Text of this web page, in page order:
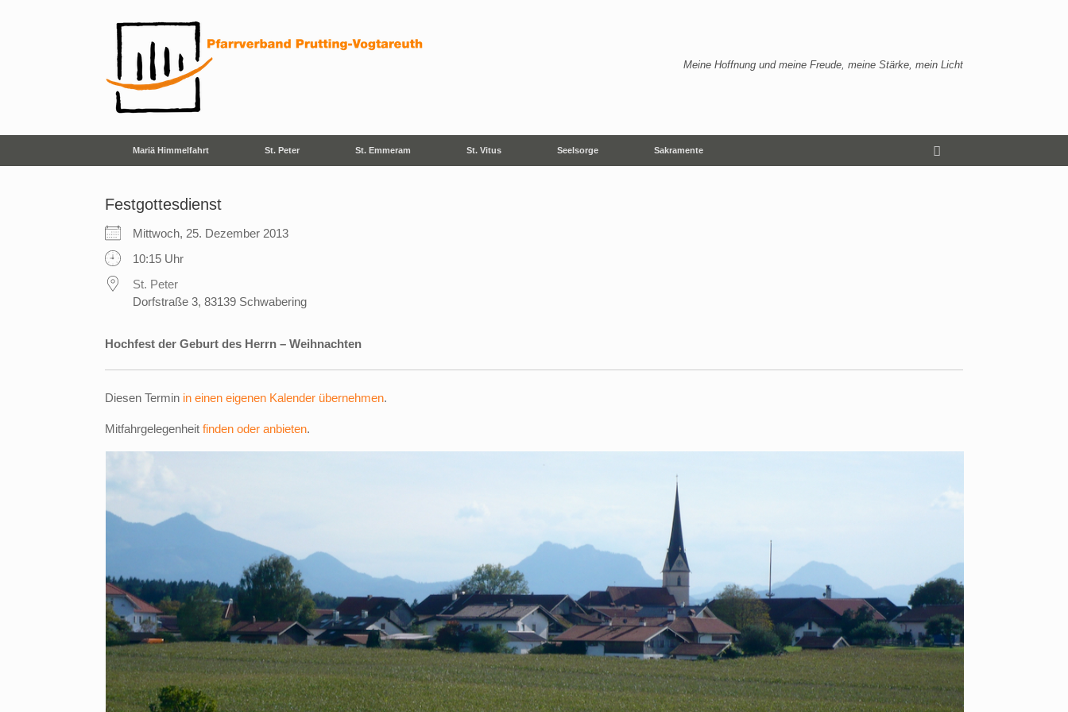
Meine Hoffnung und meine Freude, meine Stärke, mein Licht
Mariä Himmelfahrt St. Peter St. Emmeram St. Vitus Seelsorge Sakramente
Festgottesdienst
Mittwoch, 25. Dezember 2013
10:15 Uhr
St. Peter
Dorfstraße 3, 83139 Schwabering
Hochfest der Geburt des Herrn – Weihnachten
Diesen Termin in einen eigenen Kalender übernehmen.
Mitfahrgelegenheit finden oder anbieten.